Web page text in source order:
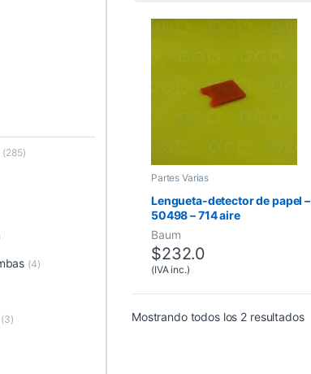
Partes Varias
Lengueta-detector de papel –
50498 – 714 aire
Baum
$232.0
(IVA inc.)
Mostrando todos los 2 resultados
(285)
(4)
(3)